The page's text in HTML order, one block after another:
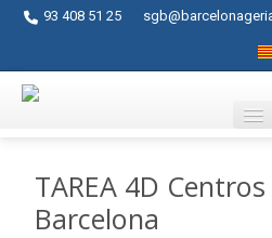
93 408 51 25
Servicios
TAREA 4D
Barcelona